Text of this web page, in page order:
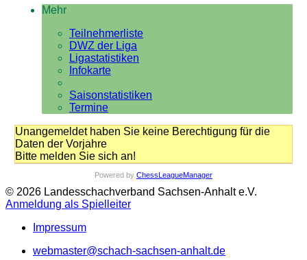
Mehr
Teilnehmerliste
DWZ der Liga
Ligastatistiken
Infokarte
Saisonstatistiken
Termine
Unangemeldet haben Sie keine Berechtigung für die
Daten der Vorjahre
Bitte melden Sie sich an!
Powered by ChessLeagueManager
© 2026 Landesschachverband Sachsen-Anhalt e.V.
Anmeldung als Spielleiter
Impressum
webmaster@schach-sachsen-anhalt.de